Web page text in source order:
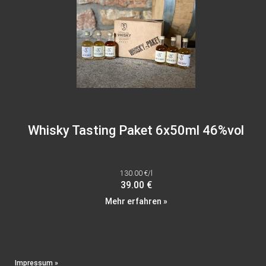
Whisky Tasting Paket 6x50ml 46%vol
130.00 €/l
39.00 €
Mehr erfahren »
Impressum »